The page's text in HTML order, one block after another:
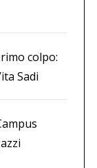
colpo:
Sadi